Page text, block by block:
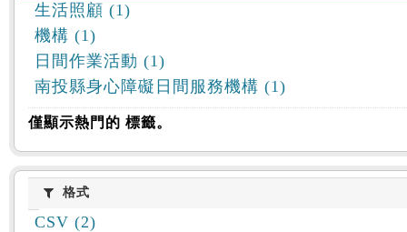
生活照顧 (1)
機構 (1)
日間作業活動 (1)
南投縣身心障礙日間服務機構 (1)
僅顯示熱門的 標籤。
格式格式
CSV (2)